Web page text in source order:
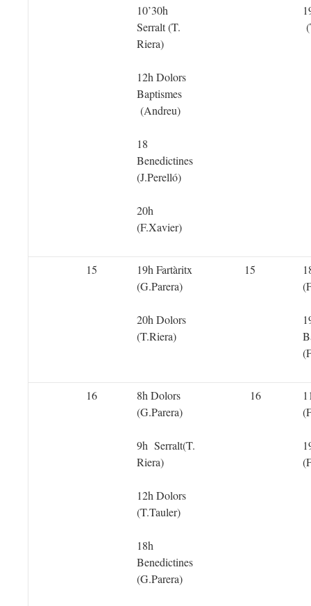
10’30h
Serralt (T.
Riera)
12h Dolors
Baptismes
(Andreu)
18
Benedictines
(J.Perelló)
20h
(F.Xavier)
15
19h Fartàritx
(G.Parera)
20h Dolors
(T.Riera)
15
16
8h Dolors
(G.Parera)
9h Serralt(T.
Riera)
12h Dolors
(T.Tauler)
18h
Benedictines
(G.Parera)
16